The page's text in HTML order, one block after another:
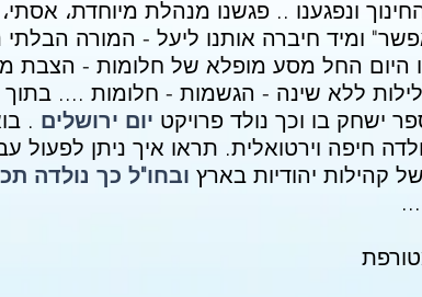
ונפגענו .. פגשנו מנהלת מיוחדת،
ומיד חיברה אותנו ליעל - המורה
היום החל מסע מופלא של חלומות - הצבת
לילות ללא שינה - הגשמות - חלומות ....
ישחק בו וכך נולד פרויקט יום ירושלים
תראו איך ניתן לפעול
קהילות יהודיות בארץ ובחו"ל כך נולדה